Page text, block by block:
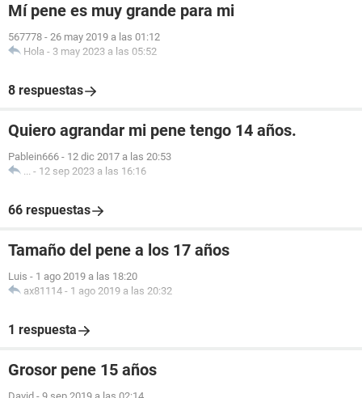
Mí pene es muy grande para mi
567778 - 26 may 2019 a las 01:12
Hola - 3 may 2023 a las 05:52
8 respuestas
Quiero agrandar mi pene tengo 14 años.
Pablein666 - 12 dic 2017 a las 20:53
... - 12 sep 2023 a las 16:16
66 respuestas
Tamaño del pene a los 17 años
Luis - 1 ago 2019 a las 18:20
ax81114 - 1 ago 2019 a las 20:32
1 respuesta
Grosor pene 15 años